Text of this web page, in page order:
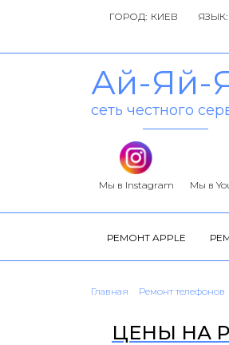
ГОРОД: ЯЗЫК:
Ай-Яй-
сеть честного
Мы в Instagram Мы в
РЕМОНТ APPLE
Главная Ремонт телефонов
ЦЕНЫ НА